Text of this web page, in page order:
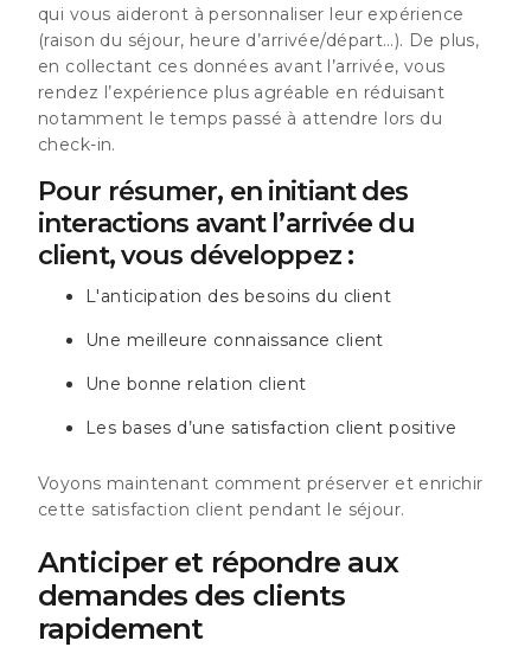
qui vous aideront à personnaliser leur expérience
(raison du séjour, heure d’arrivée/départ…). De plus,
en collectant ces données avant l’arrivée, vous
rendez l’expérience plus agréable en réduisant
notamment le temps passé à attendre lors du
check-in.
Pour résumer, en initiant des
interactions avant l’arrivée du
client, vous développez :
L'anticipation des besoins du client
Une meilleure connaissance client
Une bonne relation client
Les bases d’une satisfaction client positive
Voyons maintenant comment préserver et enrichir
cette satisfaction client pendant le séjour.
Anticiper et répondre aux
demandes des clients
rapidement